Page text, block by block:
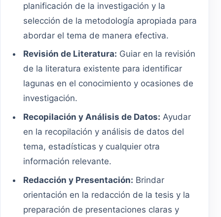
planificación de la investigación y la
selección de la metodología apropiada para
abordar el tema de manera efectiva.
Revisión de Literatura: Guiar en la revisión
de la literatura existente para identificar
lagunas en el conocimiento y ocasiones de
investigación.
Recopilación y Análisis de Datos: Ayudar
en la recopilación y análisis de datos del
tema, estadísticas y cualquier otra
información relevante.
Redacción y Presentación: Brindar
orientación en la redacción de la tesis y la
preparación de presentaciones claras y